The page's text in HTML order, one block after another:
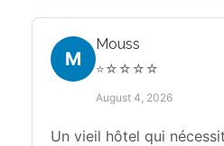
M
Mouss
⭐☆☆☆☆
August 4, 2026
Un vieil hôtel qui